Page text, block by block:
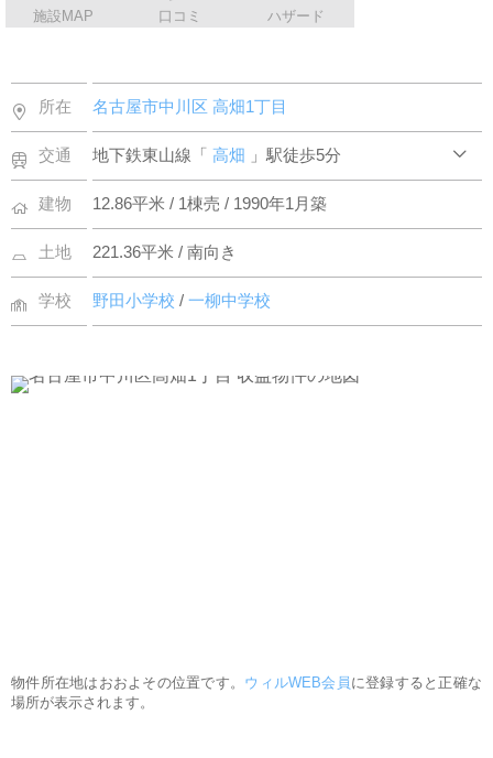
施設MAP 口コミ ハザード
所在 名古屋市中川区高畑1丁目
交通 地下鉄東山線「高畑 」駅徒歩5分
建物 12.86平米 / 1棟売 / 1990年1月築
土地 221.36平米 / 南向き
学校 野田小学校/一柳中学校
物件所在地はおおよその位置です。 ウィルWEB会員 に登録すると正確な
場所が表示されます。